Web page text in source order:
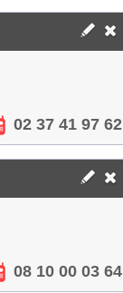
02 37 41 97 62
08 10 00 03 64